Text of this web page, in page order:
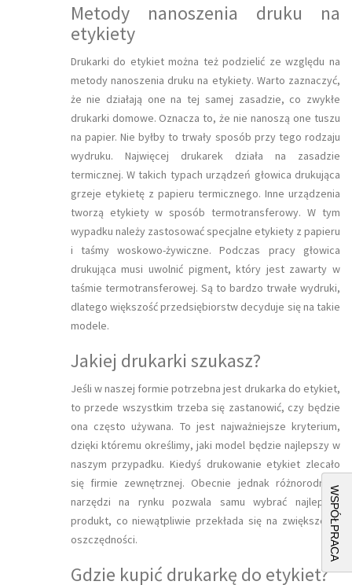
Metody nanoszenia druku na
etykiety
Drukarki do etykiet można też podzielić ze względu na
metody nanoszenia druku na etykiety. Warto zaznaczyć,
że nie działają one na tej samej zasadzie, co zwykłe
drukarki domowe. Oznacza to, że nie nanoszą one tuszu
na papier. Nie byłby to trwały sposób przy tego rodzaju
wydruku. Najwięcej drukarek działa na zasadzie
termicznej. W takich typach urządzeń głowica drukująca
grzeje etykietę z papieru termicznego. Inne urządzenia
tworzą etykiety w sposób termotransferowy. W tym
wypadku należy zastosować specjalne etykiety z papieru
i taśmy woskowo-żywiczne. Podczas pracy głowica
drukująca musi uwolnić pigment, który jest zawarty w
taśmie termotransferowej. Są to bardzo trwałe wydruki,
dlatego większość przedsiębiorstw decyduje się na takie
modele.
Jakiej drukarki szukasz?
Jeśli w naszej formie potrzebna jest drukarka do etykiet,
to przede wszystkim trzeba się zastanowić, czy będzie
ona często używana. To jest najważniejsze kryterium,
dzięki któremu określimy, jaki model będzie najlepszy w
naszym przypadku. Kiedyś drukowanie etykiet zlecało
się firmie zewnętrznej. Obecnie jednak różnorodność
narzędzi na rynku pozwala samu wybrać najlepszy
produkt, co niewątpliwie przekłada się na zwiększenie
oszczędności.
Gdzie kupić drukarkę do etykiet?
WSPÓŁPRACA